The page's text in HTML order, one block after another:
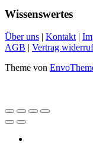
Wissenswertes
Über uns | Kontakt |
AGB | Vertrag
Theme von